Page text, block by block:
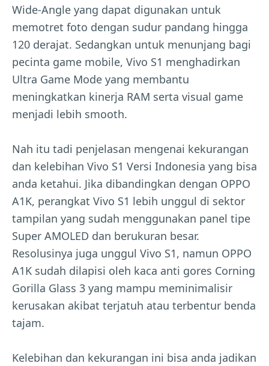
Wide-Angle yang dapat digunakan untuk
memotret foto dengan sudur pandang hingga
120 derajat. Sedangkan untuk menunjang bagi
pecinta game mobile, Vivo S1 menghadirkan
Ultra Game Mode yang membantu
meningkatkan kinerja RAM serta visual game
menjadi lebih smooth.
Nah itu tadi penjelasan mengenai kekurangan
dan kelebihan Vivo S1 Versi Indonesia yang bisa
anda ketahui. Jika dibandingkan dengan OPPO
A1K, perangkat Vivo S1 lebih unggul di sektor
tampilan yang sudah menggunakan panel tipe
Super AMOLED dan berukuran besar.
Resolusinya juga unggul Vivo S1, namun OPPO
A1K sudah dilapisi oleh kaca anti gores Corning
Gorilla Glass 3 yang mampu meminimalisir
kerusakan akibat terjatuh atau terbentur benda
tajam.
Kelebihan dan kekurangan ini bisa anda jadikan